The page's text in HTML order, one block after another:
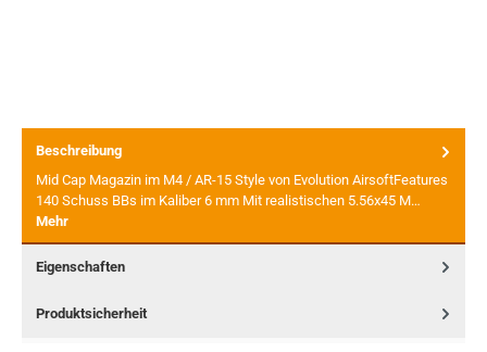
Beschreibung
Mid Cap Magazin im M4 / AR-15 Style von Evolution AirsoftFeatures
140 Schuss BBs im Kaliber 6 mm Mit realistischen 5.56x45 M…
Mehr
Eigenschaften
Produktsicherheit